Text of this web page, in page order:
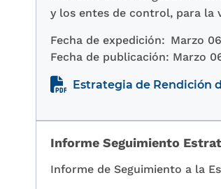
y los entes de control, para la
Fecha de expedición: Marzo
Fecha de publicación: Marzo
Estrategia de Rendición
Informe Seguimiento
Informe de Seguimiento a la